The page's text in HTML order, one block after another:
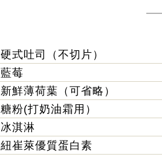
硬式吐司（不切片）
藍莓
新鮮薄荷葉（可省略）
糖粉(打奶油霜用）
冰淇淋
紐崔萊優質蛋白素